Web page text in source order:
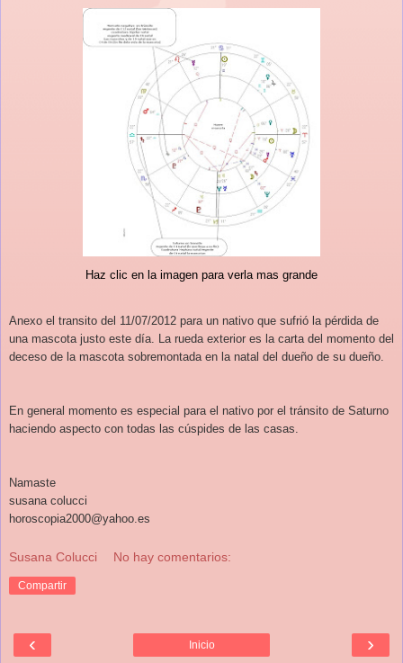
Haz clic en la imagen para verla mas grande
Anexo el transito del 11/07/2012 para un nativo que sufrió la pérdida de
una mascota justo este día. La rueda exterior es la carta del momento del
deceso de la mascota sobremontada en la natal del dueño de su dueño.
En general momento es especial para el nativo por el tránsito de Saturno
haciendo aspecto con todas las cúspides de las casas.
Namaste
susana colucci
horoscopia2000@yahoo.es
Susana Colucci No hay comentarios:
Compartir
‹ ›
Inicio